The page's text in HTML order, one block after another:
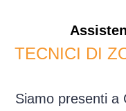
TECNICI DI
Siamo presenti a